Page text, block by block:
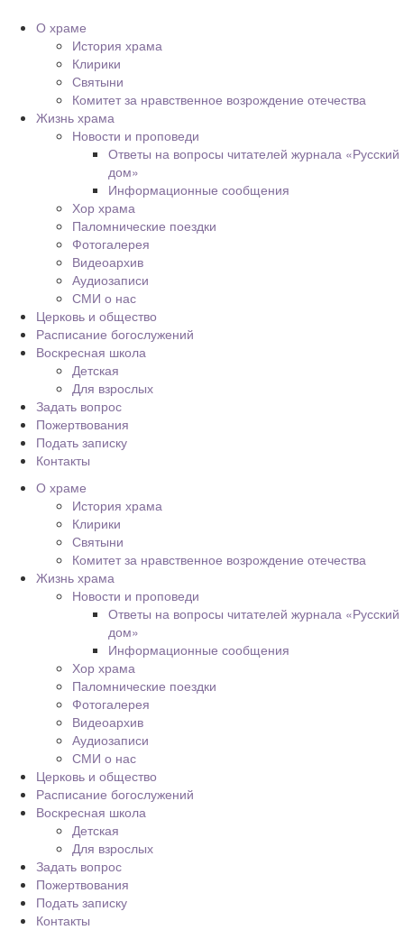
О храме
История храма
Клирики
Святыни
Комитет за нравственное возрождение отечества
Жизнь храма
Новости и проповеди
Ответы на вопросы читателей журнала «Русский
дом»
Информационные сообщения
Хор храма
Паломнические поездки
Фотогалерея
Видеоархив
Аудиозаписи
СМИ о нас
Церковь и общество
Расписание богослужений
Воскресная школа
Детская
Для взрослых
Задать вопрос
Пожертвования
Подать записку
Контакты
О храме
История храма
Клирики
Святыни
Комитет за нравственное возрождение отечества
Жизнь храма
Новости и проповеди
Ответы на вопросы читателей журнала «Русский
дом»
Информационные сообщения
Хор храма
Паломнические поездки
Фотогалерея
Видеоархив
Аудиозаписи
СМИ о нас
Церковь и общество
Расписание богослужений
Воскресная школа
Детская
Для взрослых
Задать вопрос
Пожертвования
Подать записку
Контакты